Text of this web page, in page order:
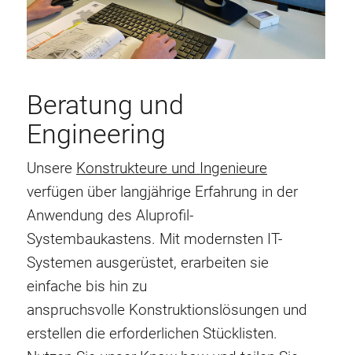
Beratung und
Engineering
Unsere Konstrukteure und Ingenieure
verfügen über langjährige Erfahrung in der
Anwendung des Aluprofil-
Systembaukastens. Mit modernsten IT-
Systemen ausgerüstet, erarbeiten sie
einfache bis hin zu
anspruchsvolle Konstruktionslösungen und
erstellen die erforderlichen Stücklisten.